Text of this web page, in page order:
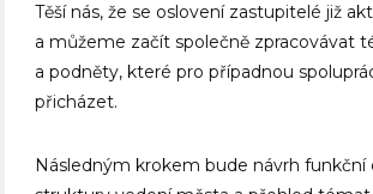
Těší nás, že se oslovení zastupitelé již
a můžeme začít společně zpracovávat
a podněty, které pro případnou
přicházet.
Následným krokem bude návrh funkční